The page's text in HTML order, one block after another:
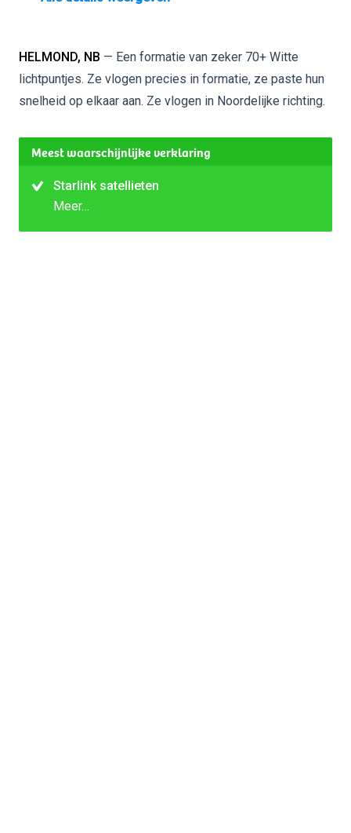
HELMOND, NB — Een formatie van zeker 70+ Witte
lichtpuntjes. Ze vlogen precies in formatie, ze paste hun
snelheid op elkaar aan. Ze vlogen in Noordelijke richting.
Meest waarschijnlijke verklaring
Starlink satellieten
Meer…